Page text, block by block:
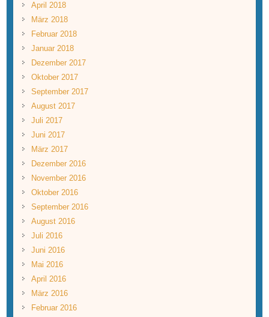
April 2018
März 2018
Februar 2018
Januar 2018
Dezember 2017
Oktober 2017
September 2017
August 2017
Juli 2017
Juni 2017
März 2017
Dezember 2016
November 2016
Oktober 2016
September 2016
August 2016
Juli 2016
Juni 2016
Mai 2016
April 2016
März 2016
Februar 2016